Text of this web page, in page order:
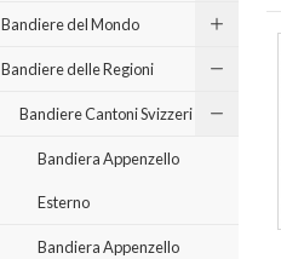
Bandiere del Mondo
Bandiere delle Regioni
Bandiere Cantoni Svizzeri
Bandiera Appenzello
Esterno
Bandiera Appenzello